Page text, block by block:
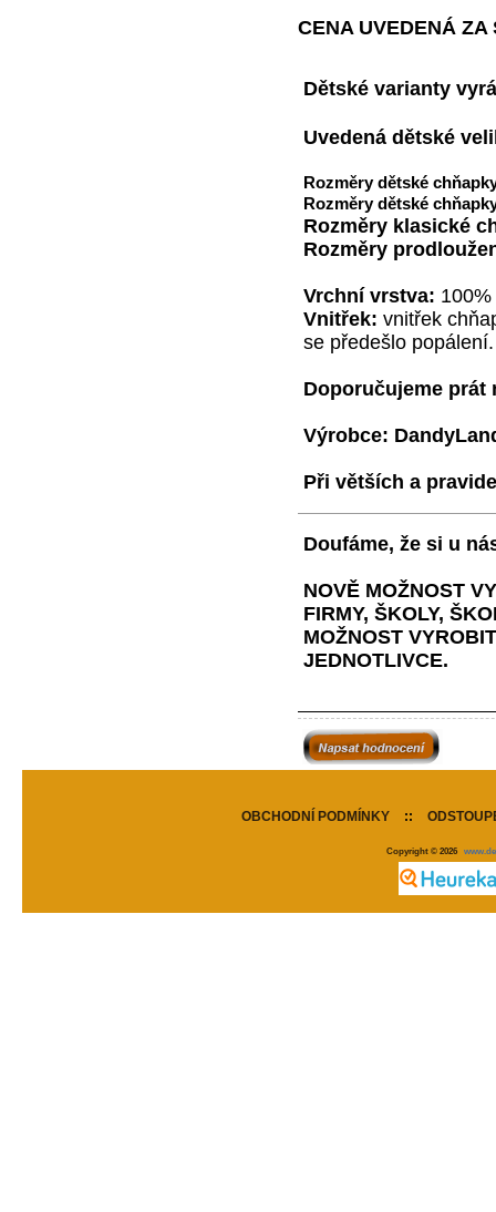
CENA UVEDENÁ
Dětské varianty
Uvedená dětské
Rozměry dětské
Rozměry dětské
Rozměry klasické
Rozměry
Vrchní vrstva:
Vnitřek: vnitřek
se předešlo popálení.
Doporučujeme prát
Výrobce:
Při větších a
Doufáme, že si u
NOVĚ MOŽNOST
FIRMY, ŠKOLY,
MOŽNOST
JEDNOTLIVCE.
OBCHODNÍ PODMÍNKY ::
Copyright © 2026